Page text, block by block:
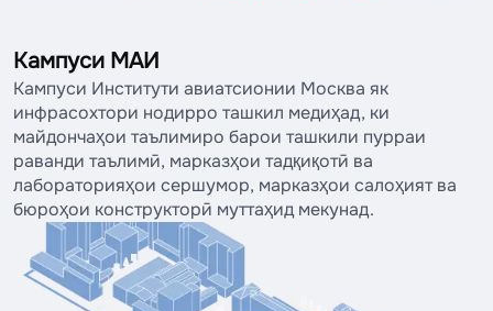
Кампуси МАИ
Кампуси Институти авиатсионии Москва як
инфрасохтори нодирро ташкил медиҳад, ки
майдончаҳои таълимиро барои ташкили пурраи
раванди таълимӣ, марказҳои тадқиқотӣ ва
лабораторияҳои сершумор, марказҳои салоҳият ва
бюроҳои конструкторӣ муттаҳид мекунад.